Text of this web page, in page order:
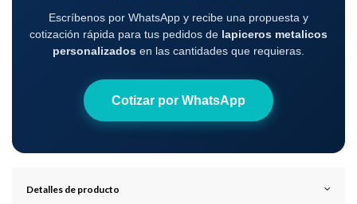
Escríbenos por WhatsApp y recibe una propuesta y
cotización rápida para tus pedidos de lapiceros metalicos
personalizados en las cantidades que requieras.
Cotizar por WhatsApp
Detalles de producto